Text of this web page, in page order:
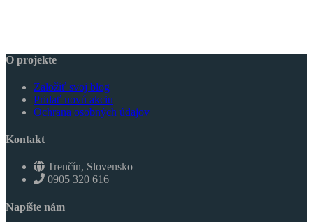
O projekte
Založiť svoj blog
Pridať novú akciu
Ochrana osobných údajov
Kontakt
Trenčín, Slovensko
0905 320 616
Napíšte nám